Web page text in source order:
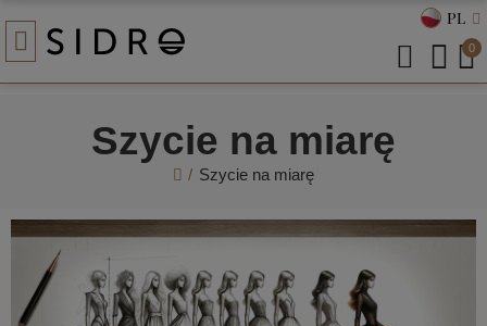
PL
0
Szycie na miarę
Szycie na miarę